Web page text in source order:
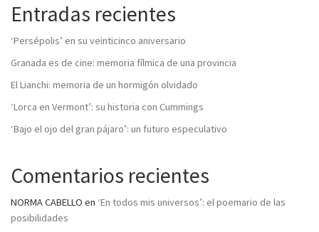
Entradas recientes
‘Persépolis’ en su veinticinco aniversario
Granada es de cine: memoria fílmica de una provincia
El Lianchi: memoria de un hormigón olvidado
‘Lorca en Vermont’: su historia con Cummings
‘Bajo el ojo del gran pájaro’: un futuro especulativo
Comentarios recientes
NORMA CABELLO en ‘En todos mis universos’: el poemario de las
posibilidades